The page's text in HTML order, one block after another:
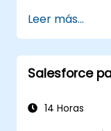
Gestionar
casos de
Utilizar
del
con otras
Leer más...
Salesforce
14 Horas